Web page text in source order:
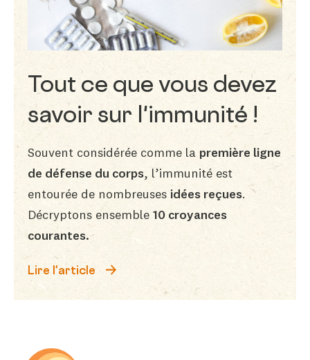
Tout ce que vous devez
savoir sur l'immunité !
Souvent considérée comme la première ligne
de défense du corps, l’immunité est
entourée de nombreuses idées reçues.
Décryptons ensemble 10 croyances
courantes.
Lire l'article